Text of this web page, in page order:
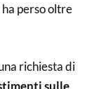
perso oltre
richiesta di
sulle